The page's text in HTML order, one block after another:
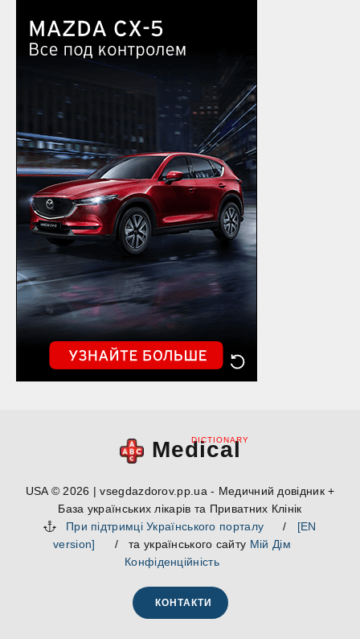
Medical
DICTIONARY
USA © 2026 | vsegdazdorov.pp.ua - Медичний довідник +
База українських лікарів та Приватних Клінік
При підтримці Українського порталу
/ [EN
version]
/ та українського сайту Мій Дім
Конфіденційність
КОНТАКТИ